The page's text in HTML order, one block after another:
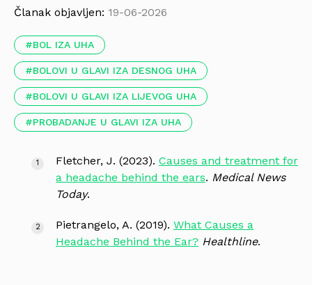
Članak objavljen: 19-06-2026
BOL IZA UHA
BOLOVI U GLAVI IZA DESNOG UHA
BOLOVI U GLAVI IZA LIJEVOG UHA
PROBADANJE U GLAVI IZA UHA
Fletcher, J. (2023). Causes and treatment for
a headache behind the ears. Medical News
Today.
Pietrangelo, A. (2019). What Causes a
Headache Behind the Ear? Healthline.